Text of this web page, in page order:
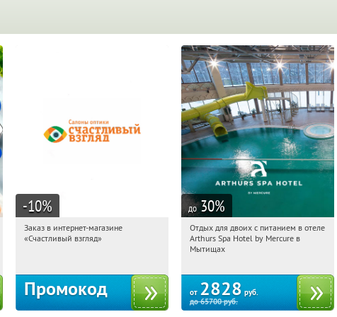
-10%
01:13:08
Получи первым!
Заказ в интернет-магазине
«Счастливый взгляд»
Промокод
до 30%
01:13:08
Купи первым!
Московская обл., г. Мытищи, д.
Отдых для двоих с питанием в отеле
Arthurs Spa Hotel by Mercure в
Мытищах
от 2828 руб.
до65700руб.